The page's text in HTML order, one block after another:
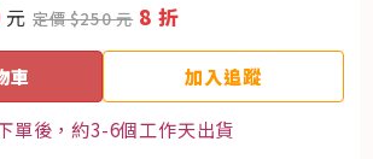
元定價 $250 元 8 折
車 加入追蹤
單後，約3-6個工作天出貨